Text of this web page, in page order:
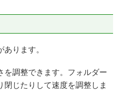
ります。
を調整できます。フォルダー
閉じたりして速度を調整しま